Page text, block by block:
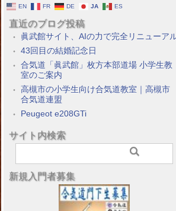
EN FR DE JA ES
直近のブログ投稿
眞武館サイト、AIの力で完全リニューア
43回目の結婚記念日
合気道「眞武館」枚方本部道場 小学生教
室のご案内
高槻市の小学生向け合気道教室｜高槻市
合気道連盟
Peugeot e208GTi
サイト内検索
新規入門者募集